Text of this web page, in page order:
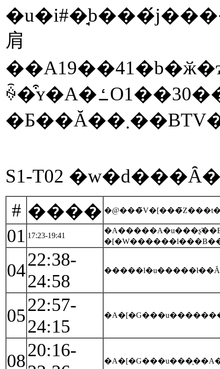
肩
ꍇ�͒ʏ�A�ߑO1��30��00�b�j�� 00:00
S1-T02
# ����
01 17:23-19:41
04
22:38-
24:58
05
22:57-
24:15
08
20:16-